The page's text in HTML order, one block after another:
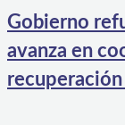
Gobierno
avanza en
recuperación